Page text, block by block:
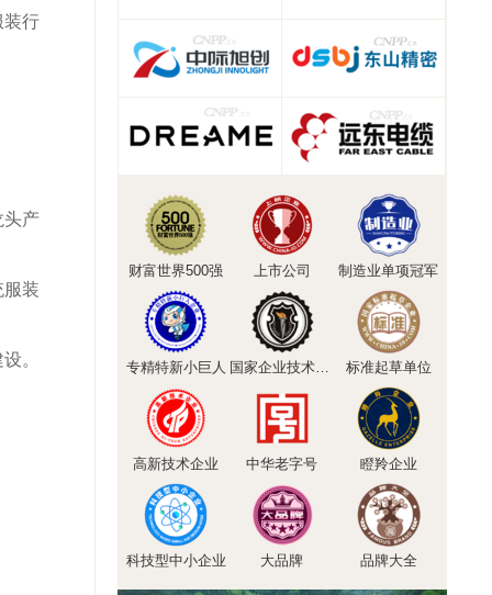
装行
头产
装
。
财富世界500强 上市公司 制造业单项冠军
专精特新小巨人 国家企业技术中心 标准起草单位
高新技术企业 中华老字号 瞪羚企业
科技型中小企业 大品牌 品牌大全